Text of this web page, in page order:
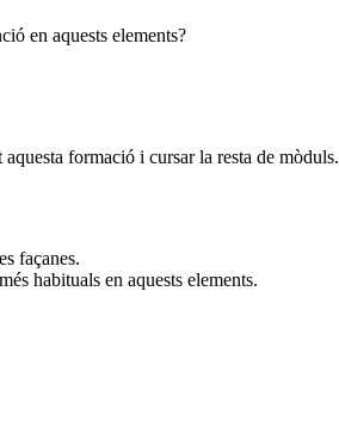
en aquests elements?
formació i cursar la resta de mòduls.
façanes.
habituals en aquests elements.